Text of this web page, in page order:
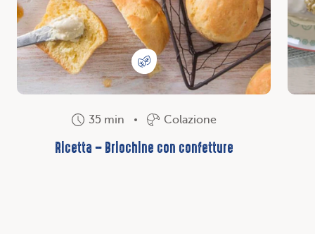
35 min Colazione
Ricetta – Briochine con confetture